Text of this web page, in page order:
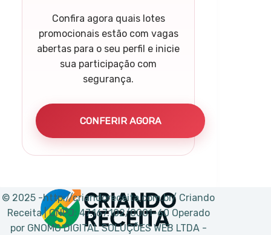
Confira agora quais lotes
promocionais estão com vagas
abertas para o seu perfil e inicie
sua participação com
segurança.
CONFERIR AGORA
© 2025 -http://criandoreceita.com.br/ Criando
Receita | CNPJ: 47.167.102/0001-60 Operado
por GNOMO DIGITAL SOLUÇÕES WEB LTDA -